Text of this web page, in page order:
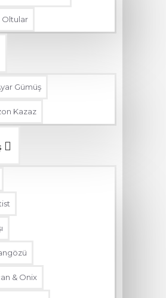
Oltular
Gümüş
Kazaz
& Onix